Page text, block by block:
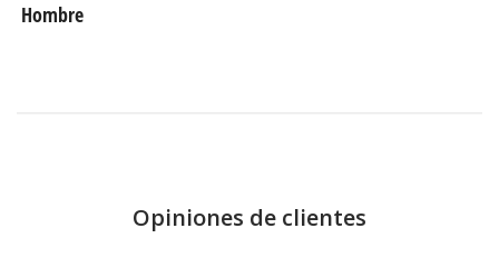
Hombre
Opiniones de clientes